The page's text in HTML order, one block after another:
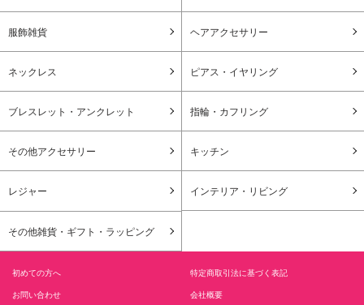
服飾雑貨 ヘアアクセサリー
ネックレス ピアス・イヤリング
ブレスレット・アンクレット 指輪・カフリング
その他アクセサリー キッチン
レジャー インテリア・リビング
その他雑貨・ギフト・ラッピング
初めての方へ 特定商取引法に基づく表記
お問い合わせ 会社概要